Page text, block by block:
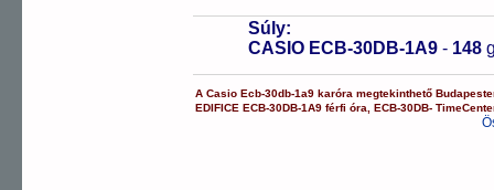
Súly:
CASIO ECB-30DB-1A9 - 148
ACasio Ecb-30db-1a9 karóra megtekinthető
EDIFICE ECB-30DB-1A9 férfi óra ,ECB-30DB-